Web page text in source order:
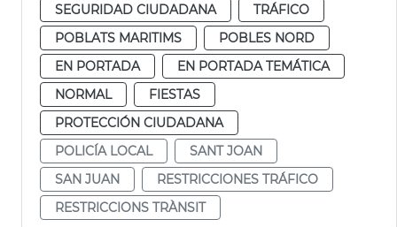
SEGURIDAD CIUDADANA
TRÁFICO
POBLATS MARITIMS
POBLES NORD
EN PORTADA
EN PORTADA TEMÁTICA
NORMAL
FIESTAS
PROTECCIÓN CIUDADANA
POLICÍA LOCAL
SANT JOAN
SAN JUAN
RESTRICCIONES TRÁFICO
RESTRICCIONS TRÀNSIT